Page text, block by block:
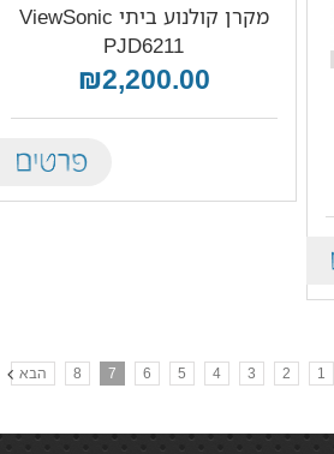
מקרן קולנוע ביתי ViewSonic
PJD6211
₪2,200.00
Details
1
2
3
4
5
6
7
8 הבא